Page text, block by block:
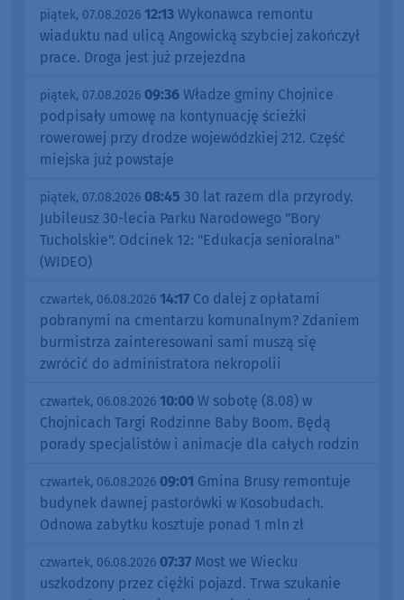
piątek, 07.08.2026 12:13 Wykonawca remontu
wiaduktu nad ulicą Angowicką szybciej zakończył
prace. Droga jest już przejezdna
piątek, 07.08.2026 09:36 Władze gminy Chojnice
podpisały umowę na kontynuację ścieżki
rowerowej przy drodze wojewódzkiej 212. Część
miejska już powstaje
piątek, 07.08.2026 08:45 30 lat razem dla przyrody.
Jubileusz 30-lecia Parku Narodowego "Bory
Tucholskie". Odcinek 12: "Edukacja senioralna"
(WIDEO)
czwartek, 06.08.2026 14:17 Co dalej z opłatami
pobranymi na cmentarzu komunalnym? Zdaniem
burmistrza zainteresowani sami muszą się
zwrócić do administratora nekropolii
czwartek, 06.08.2026 10:00 W sobotę (8.08) w
Chojnicach Targi Rodzinne Baby Boom. Będą
porady specjalistów i animacje dla całych rodzin
czwartek, 06.08.2026 09:01 Gmina Brusy remontuje
budynek dawnej pastorówki w Kosobudach.
Odnowa zabytku kosztuje ponad 1 mln zł
czwartek, 06.08.2026 07:37 Most we Wiecku
uszkodzony przez ciężki pojazd. Trwa szukanie